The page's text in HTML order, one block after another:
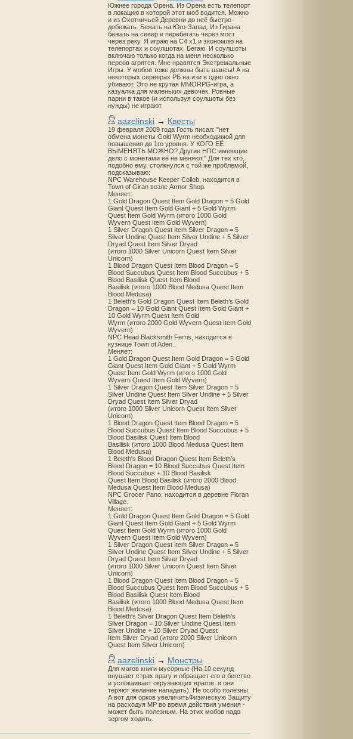
Южнее города Орена. Из Орена есть телепорт
в локацию в которой этот моб водится. Можно
и из Охотничьей Деревни до неё быстро
добежать. Бежать на Юго-Запад. Из Гирана
бежать на север и перебегать через мост
через реку. Я играю на С4 х1 и экономлю на
телепортах и соулшотах. Бегаю. И соулшоты
включаю только когда на меня несколько
персов агрятся. Мне нравятся Экстремальные
Игры. У мобов тоже должны быть шансы! А на
некоторых серверах РБ на изи в одно окно
убивают. Это не крутая MMORPG-игра, а
казуалка для маленьких девочек. Ровные
парни в такое (и используя соулшоты без
нужды) не играют.
aazelinski → Квесты
19 февраля 2009 года Гость писал: "нет
обмена монеты Gold Wyrm необходимой для
повышения до 1го уровня. У КОГО ЕЁ
ВЫМЕНЯТЬ МОЖНО? Другие НПС имеющие
дело с монетами её не меняют." Для тех кто,
подобно ему, столкнулся с той же проблемой,
подсказываю:
NPC Warehouse Keeper Collob, находится в
Town of Giran возле Armor Shop.
Меняет:
1 Gold Dragon Quest Item Gold Dragon = 5 Gold
Giant Quest Item Gold Giant + 5 Gold Wyrm
Quest Item Gold Wyrm (итого 1000 Gold
Wyvern Quest Item Gold Wyvern)
1 Silver Dragon Quest Item Silver Dragon = 5
Silver Undine Quest Item Silver Undine + 5 Silver
Dryad Quest Item Silver Dryad
(итого 1000 Silver Unicorn Quest Item Silver
Unicorn)
1 Blood Dragon Quest Item Blood Dragon = 5
Blood Succubus Quest Item Blood Succubus + 5
Blood Basilisk Quest Item Blood
Basilisk (итого 1000 Blood Medusa Quest Item
Blood Medusa)
1 Beleth's Gold Dragon Quest Item Beleth’s Gold
Dragon = 10 Gold Giant Quest Item Gold Giant +
10 Gold Wyrm Quest Item Gold
Wyrm (итого 2000 Gold Wyvern Quest Item Gold
Wyvern)
NPC Head Blacksmith Ferris, находится в
кузнице Town of Aden.
Меняет:
1 Gold Dragon Quest Item Gold Dragon = 5 Gold
Giant Quest Item Gold Giant + 5 Gold Wyrm
Quest Item Gold Wyrm (итого 1000 Gold
Wyvern Quest Item Gold Wyvern)
1 Silver Dragon Quest Item Silver Dragon = 5
Silver Undine Quest Item Silver Undine + 5 Silver
Dryad Quest Item Silver Dryad
(итого 1000 Silver Unicorn Quest Item Silver
Unicorn)
1 Blood Dragon Quest Item Blood Dragon = 5
Blood Succubus Quest Item Blood Succubus + 5
Blood Basilisk Quest Item Blood
Basilisk (итого 1000 Blood Medusa Quest Item
Blood Medusa)
1 Beleth's Blood Dragon Quest Item Beleth’s
Blood Dragon = 10 Blood Succubus Quest Item
Blood Succubus + 10 Blood Basilisk
Quest Item Blood Basilisk (итого 2000 Blood
Medusa Quest Item Blood Medusa)
NPC Grocer Pano, находится в деревне Floran
Village.
Меняет:
1 Gold Dragon Quest Item Gold Dragon = 5 Gold
Giant Quest Item Gold Giant + 5 Gold Wyrm
Quest Item Gold Wyrm (итого 1000 Gold
Wyvern Quest Item Gold Wyvern)
1 Silver Dragon Quest Item Silver Dragon = 5
Silver Undine Quest Item Silver Undine + 5 Silver
Dryad Quest Item Silver Dryad
(итого 1000 Silver Unicorn Quest Item Silver
Unicorn)
1 Blood Dragon Quest Item Blood Dragon = 5
Blood Succubus Quest Item Blood Succubus + 5
Blood Basilisk Quest Item Blood
Basilisk (итого 1000 Blood Medusa Quest Item
Blood Medusa)
1 Beleth's Silver Dragon Quest Item Beleth’s
Silver Dragon = 10 Silver Undine Quest Item
Silver Undine + 10 Silver Dryad Quest
Item Silver Dryad (итого 2000 Silver Unicorn
Quest Item Silver Unicorn)
aazelinski → Монстры
Для магов книги мусорные (На 10 секунд
внушает страх врагу и обращает его в бегство
и успокаивает окружающих врагов, и они
теряют желание нападать). Не особо полезны.
А вот для орков увеличитьФизическую Защиту
на расходуя MP во время действия умения -
может быть полезным. На этих мобов надо
зергом ходить.